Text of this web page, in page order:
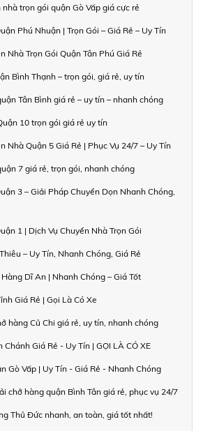
trọn gói quận Gò Vấp giá cực rẻ
Phú Nhuận | Trọn Gói – Giá Rẻ – Uy Tín
Nhà Trọn Gói Quận Tân Phú Giá Rẻ
Bình Thạnh – trọn gói, giá rẻ, uy tín
Tân Bình giá rẻ – uy tín – nhanh chóng
10 trọn gói giá rẻ uy tín
Nhà Quận 5 Giá Rẻ | Phục Vụ 24/7 – Uy Tín
7 giá rẻ, trọn gói, nhanh chóng
3 – Giải Pháp Chuyển Dọn Nhanh Chóng,
1 | Dịch Vụ Chuyển Nhà Trọn Gói
– Uy Tín, Nhanh Chóng, Giá Rẻ
Dĩ An | Nhanh Chóng – Giá Tốt
Giá Rẻ | Gọi Là Có Xe
hàng Củ Chi giá rẻ, uy tín, nhanh chóng
Chánh Giá Rẻ - Uy Tín | GỌI LÀ CÓ XE
Gò Vấp | Uy Tín - Giá Rẻ - Nhanh Chóng
chở hàng quận Bình Tân giá rẻ, phục vụ 24/7
Thủ Đức nhanh, an toàn, giá tốt nhất!